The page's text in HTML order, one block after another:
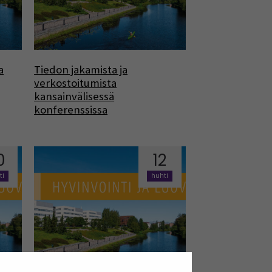
Tiedon jakamista ja
verkostoitumista
kansainvälisessä
konferenssissa
12
huhti